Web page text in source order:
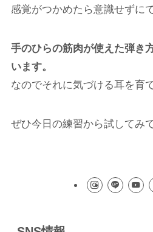
感覚がつかめたら意識せずに
手のひらの筋肉が使えた弾き
います。
なのでそれに気づける耳を育
ぜひ今日の練習から試してみ